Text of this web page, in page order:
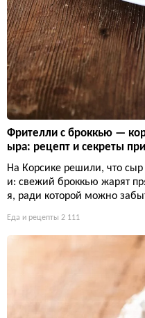
Фрителли с броккью —
ыра: рецепт и секреты
На Корсике решили, что
и: свежий броккью жарят
я, ради которой можно
Еда и рецепты 2 111